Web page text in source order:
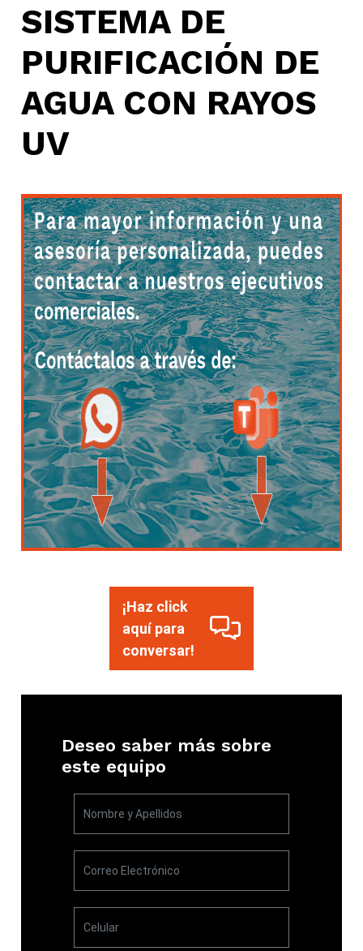
SISTEMA DE
PURIFICACIÓN DE
AGUA CON RAYOS
UV
¡Haz click
aquí para
conversar!
Deseo saber más sobre
este equipo